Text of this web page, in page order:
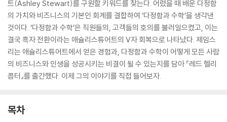
트(Ashley Stewart)를 구원할 키워드를 찾는다. 어렸을 때 배운 다정함
의 가치와 비즈니스의 기본인 회계를 결합하여 ‘다정함과 수학’을 생각낸
것이다. ‘다정함과 수학’은 직원들의, 고객들의 호의를 불러일으켰고, 이는
결국 흑자 전환이라는 애슐리스튜어트의 V자 회복으로 나타났다. 제임스
리는 애슐리스튜어트에서 얻은 경험과, 다정함과 수학이 어떻게 모든 사람
의 비즈니스와 인생을 성공시키는 비결이 될 수 있는지를 담아 『레드 헬리
콥터』를 출간했다. 이제 그의 이야기를 직접 들어보자.
목차